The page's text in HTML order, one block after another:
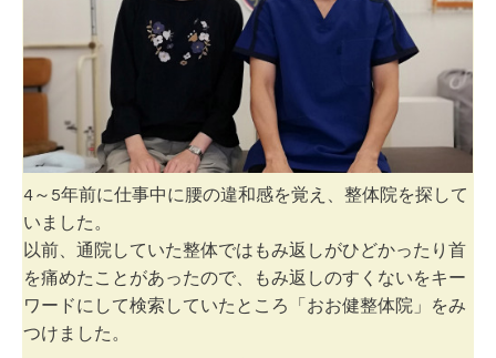
4～5年前に仕事中に腰の違和感を覚え、整体院を探して
いました。
以前、通院していた整体ではもみ返しがひどかったり首
を痛めたことがあったので、もみ返しのすくないをキー
ワードに して検索していたところ「おお健整体院」をみ
つけました。